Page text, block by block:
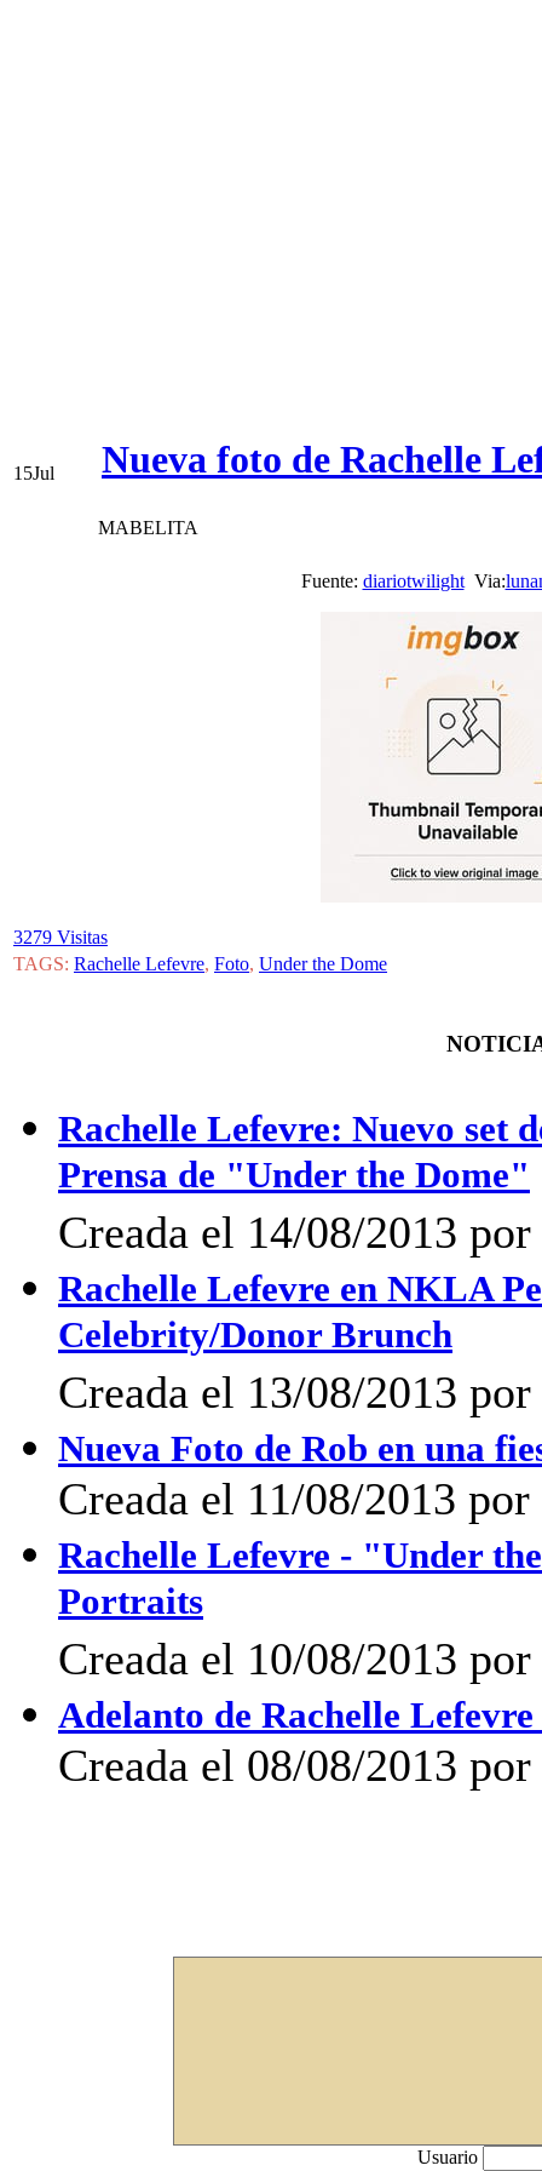
15Jul Nueva foto de Rachelle
MABELITA
Fuente: diariotwilightVia:
3279 Visitas
TAGS: Rachelle Lefevre, Foto, Under the Dome
Rachelle Lefevre: Nuevo set
Prensa de "Under the Dome"
Creada el 14/08/2013
Rachelle Lefevre en NKLA
Celebrity/Donor Brunch
Creada el 13/08/2013
Nueva Foto de Rob en una
Creada el 11/08/2013
Rachelle Lefevre - "Under
Portraits
Creada el 10/08/2013
Adelanto de Rachelle
Creada el 08/08/2013
Usuario